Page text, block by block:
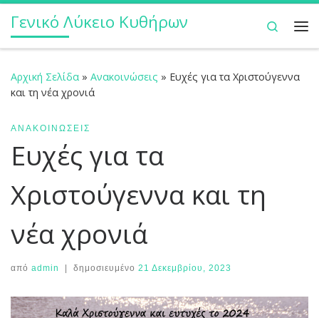
Μετάβαση στο περιεχόμενο
Γενικό Λύκειο Κυθήρων
Search
Αρχική Σελίδα » Ανακοινώσεις » Ευχές για τα Χριστούγεννα
και τη νέα χρονιά
ΑΝΑΚΟΙΝΏΣΕΙΣ
Ευχές για τα
Χριστούγεννα και τη
νέα χρονιά
από admin | δημοσιευμένο 21 Δεκεμβρίου, 2023